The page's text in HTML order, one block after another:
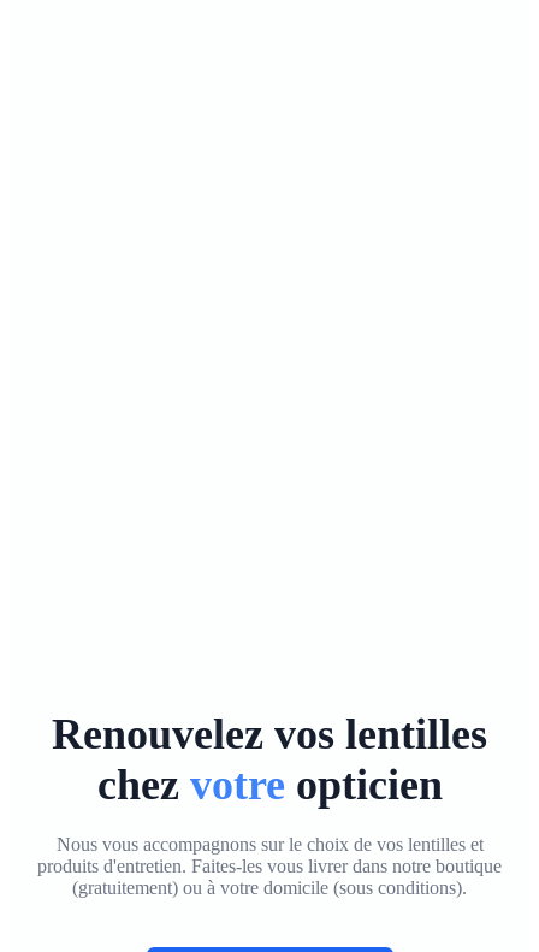
Renouvelez vos lentilles
chez votre opticien
Nous vous accompagnons sur le choix de vos lentilles et
produits d'entretien. Faites-les vous livrerdans notre boutique
(gratuitement) ou à votre domicile (sous conditions).